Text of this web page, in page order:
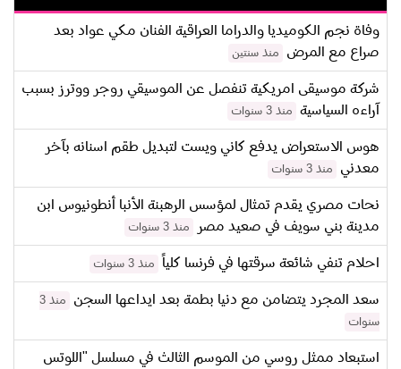
وفاة نجم الكوميديا والدراما العراقية الفنان مكي عواد بعد
صراع مع المرض
منذ سنتين
شركة موسيقى امريكية تنفصل عن الموسيقي روجر ووترز بسبب
آراءه السياسية
منذ 3 سنوات
هوس الاستعراض يدفع كاني ويست لتبديل طقم اسنانه بآخر
معدني
منذ 3 سنوات
نحات مصري يقدم تمثال لمؤسس الرهبنة الأنبا أنطونيوس ابن
مدينة بني سويف في صعيد مصر
منذ 3 سنوات
احلام تنفي شائعة سرقتها في فرنسا كلياً منذ 3 سنوات
سعد المجرد يتضامن مع دنيا بطمة بعد ايداعها السجن
منذ 3
سنوات
استبعاد ممثل روسي من الموسم الثالث في مسلسل "اللوتس